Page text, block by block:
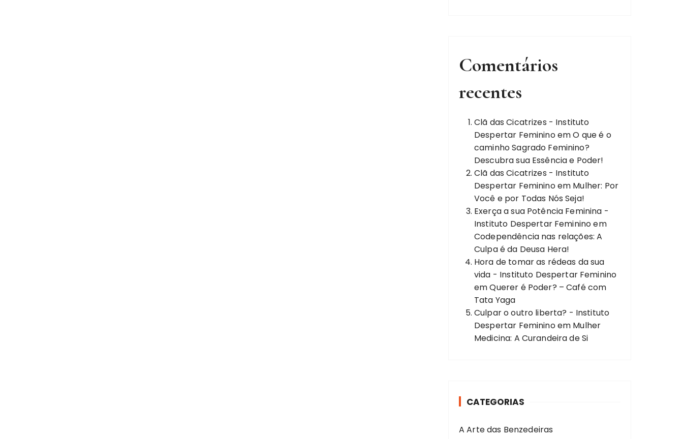
Comentários
recentes
Clã das Cicatrizes - Instituto
Despertar FemininoemO que é o
caminho Sagrado Feminino?
Descubra sua Essência e Poder!
Clã das Cicatrizes - Instituto
Despertar Femininoem Mulher: Por
Você e por Todas Nós Seja!
Exerça a sua Potência Feminina -
Instituto Despertar Femininoem
Codependência nas relações: A
Culpa é da Deusa Hera!
Hora de tomar as rédeas da sua
vida - Instituto Despertar Feminino
emQuerer é Poder? – Café com
Tata Yaga
Culpar o outro liberta? - Instituto
Despertar Femininoem Mulher
Medicina: A Curandeira de Si
CATEGORIAS
A Arte das Benzedeiras